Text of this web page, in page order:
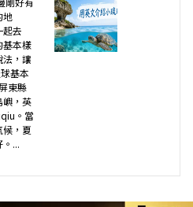
地
起去
基本樣
，讓
基本
東縣
嶼，英
。當
，夏
...